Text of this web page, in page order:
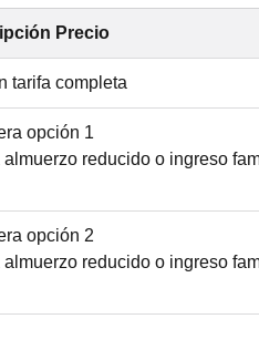
Precio
tarifa completa
opción 1
reducido o ingreso
opción 2
reducido o ingreso